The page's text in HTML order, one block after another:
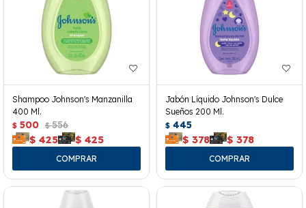
Shampoo Johnson's Manzanilla
400 Ml.
$ 500 $ 556
$ 425 $ 425
Jabón Líquido Johnson's Dulce
Sueños 200 Ml.
$ 445
$ 378 $ 378